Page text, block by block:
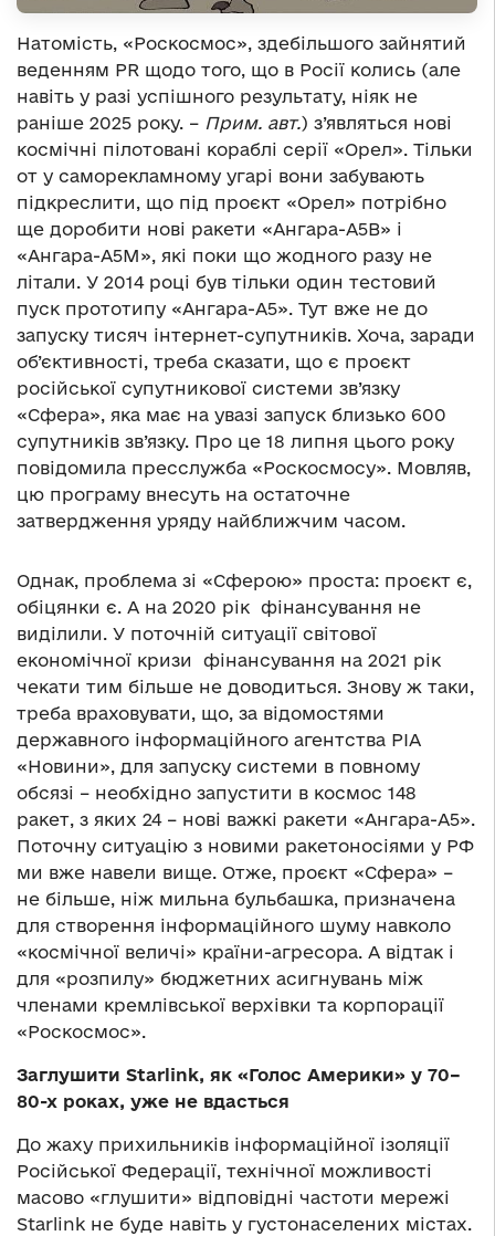
Натомість, «Роскосмос», здебільшого зайнятий
веденням PR щодо того, що в Росії колись (але
навіть у разі успішного результату, ніяк не
раніше 2025 року. – Прим. авт.) з’являться нові
космічні пілотовані кораблі серії «Орел». Тільки
от у саморекламному угарі вони забувають
підкреслити, що під проєкт «Орел» потрібно
ще доробити нові ракети «Ангара-А5В» і
«Ангара-А5М», які поки що жодного разу не
літали. У 2014 році був тільки один тестовий
пуск прототипу «Ангара-А5». Тут вже не до
запуску тисяч інтернет-супутників. Хоча, заради
об’єктивності, треба сказати, що є проєкт
російської супутникової системи зв’язку
«Сфера», яка має на увазі запуск близько 600
супутників зв’язку. Про це 18 липня цього року
повідомила пресслужба «Роскосмосу». Мовляв,
цю програму внесуть на остаточне
затвердження уряду найближчим часом.
Однак, проблема зі «Сферою» проста: проєкт є,
обіцянки є. А на 2020 рік фінансування не
виділили. У поточній ситуації світової
економічної кризи фінансування на 2021 рік
чекати тим більше не доводиться. Знову ж таки,
треба враховувати, що, за відомостями
державного інформаційного агентства РІА
«Новини», для запуску системи в повному
обсязі – необхідно запустити в космос 148
ракет, з яких 24 – нові важкі ракети «Ангара-А5».
Поточну ситуацію з новими ракетоносіями у РФ
ми вже навели вище. Отже, проєкт «Сфера» –
не більше, ніж мильна бульбашка, призначена
для створення інформаційного шуму навколо
«космічної величі» країни-агресора. А відтак і
для «розпилу» бюджетних асигнувань між
членами кремлівської верхівки та корпорації
«Роскосмос».
Заглушити Starlink, як «Голос Америки» у 70–
80-х роках, уже не вдасться
До жаху прихильників інформаційної ізоляції
Російської Федерації, технічної можливості
масово «глушити» відповідні частоти мережі
Starlink не буде навіть у густонаселених містах.